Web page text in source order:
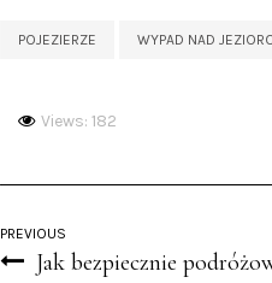
POJEZIERZE WYPAD NAD
Views: 182
PREVIOUS
Jak bezpiecznie